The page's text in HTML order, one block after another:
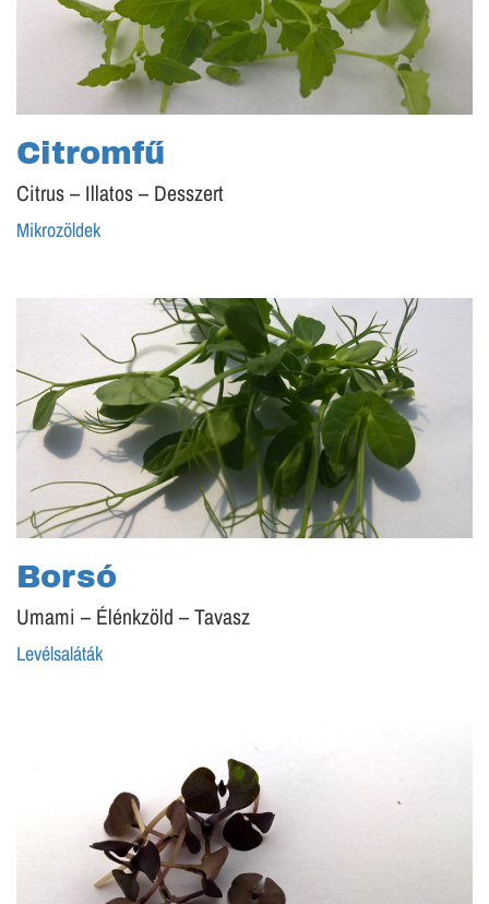
Citromfű
Citrus – Illatos – Desszert
Mikrozöldek
Borsó
Umami – Élénkzöld – Tavasz
Levélsaláták